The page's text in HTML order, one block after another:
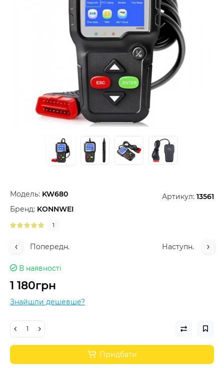
Модель: KW680 Артикул: 13561
Бренд: KONNWEI
1
Попередн. Наступн.
В наявності
1 180грн
Знайшли дешевше?
Придбати